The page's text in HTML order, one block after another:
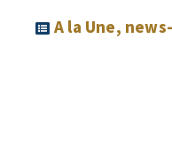
A la Une,